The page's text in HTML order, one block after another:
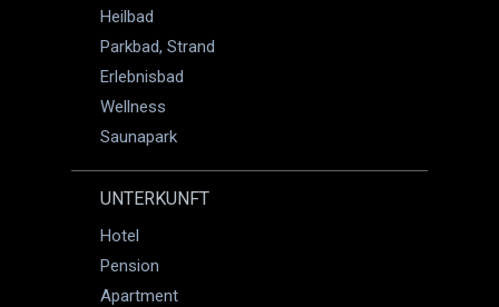
Heilbad
Parkbad, Strand
Erlebnisbad
Wellness
Saunapark
UNTERKUNFT
Hotel
Pension
Apartment